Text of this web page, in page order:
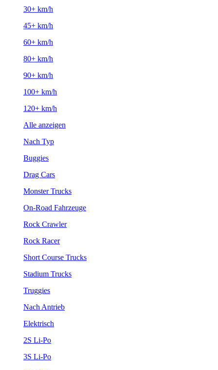
30+ km/h
45+ km/h
60+ km/h
80+ km/h
90+ km/h
100+ km/h
120+ km/h
Alle anzeigen
Nach Typ
Buggies
Drag Cars
Monster Trucks
On-Road Fahrzeuge
Rock Crawler
Rock Racer
Short Course Trucks
Stadium Trucks
Truggies
Nach Antrieb
Elektrisch
2S Li-Po
3S Li-Po